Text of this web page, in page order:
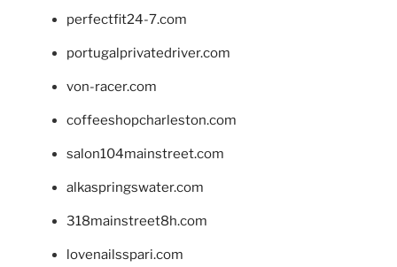
perfectfit24-7.com
portugalprivatedriver.com
von-racer.com
coffeeshopcharleston.com
salon104mainstreet.com
alkaspringswater.com
318mainstreet8h.com
lovenailsspari.com